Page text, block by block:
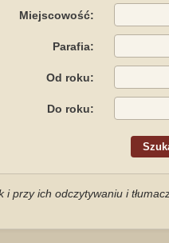
Miejscowość:
Parafia:
Od roku:
Do roku:
przy ich odczytywaniu i